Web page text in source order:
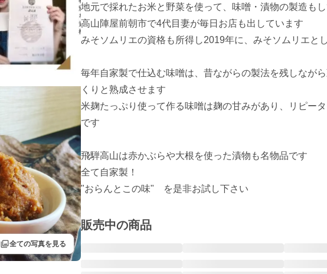
filter全ての写真を見る
地元で採れたお米と野菜を使って、味噌・漬物の製造も
高山陣屋前朝市で4代目妻が毎日お店も出しています
みそソムリエの資格も所得し2019年に、みそソムリエと
毎年自家製で仕込む味噌は、昔ながらの製法を残しなが
くりと熟成させます
米麹たっぷり使って作る味噌は麹の甘みがあり、リピー
です
飛騨高山は赤かぶらや大根を使った漬物も名物品です
全て自家製！
販売中の商品